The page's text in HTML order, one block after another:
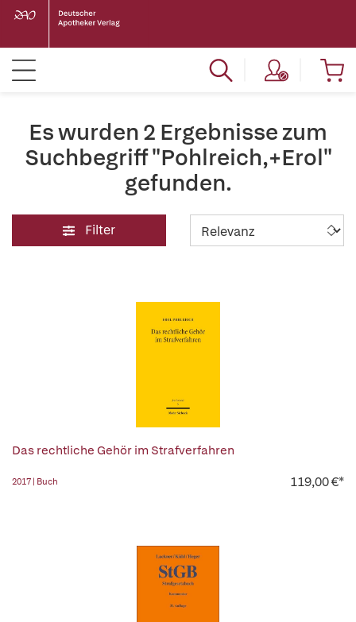
Es wurden 2 Ergebnisse zum
Suchbegriff "Pohlreich,+Erol"
gefunden.
Filter
Das rechtliche Gehör im Strafverfahren
2017 | Buch 119,00 €*